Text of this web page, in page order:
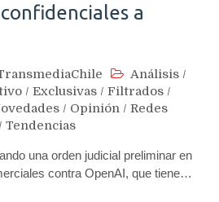
a
Análisis /
/ Exclusivas / Filtrados /
/ Opinión / Redes
/ Tendencias
una orden judicial preliminar en
contra OpenAI, que tiene…